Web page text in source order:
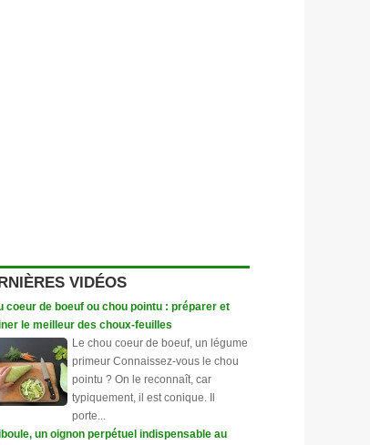
VIDÉOS
coeur de boeuf ou chou pointu : préparer et
le meilleur des choux-feuilles
Le chou coeur de boeuf, un légume
primeur Connaissez-vous le chou
pointu ? On le reconnaît, car
typiquement, il est conique. Il
porte...
un oignon perpétuel indispensable au